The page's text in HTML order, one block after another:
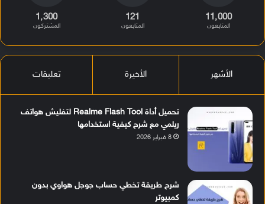
11٬000
المتابعون
121
المتابعون
1٬300
المشتركون
الأشهر الأخيرة تعليقات
تحميل أداة Realme Flash Tool لتفليش هواتف
ريلمي مع شرح كيفية استخدامها
8 فبراير 2026
شرح طريقة تخطي حساب جوجل هواوي بدون
كمبيوتر